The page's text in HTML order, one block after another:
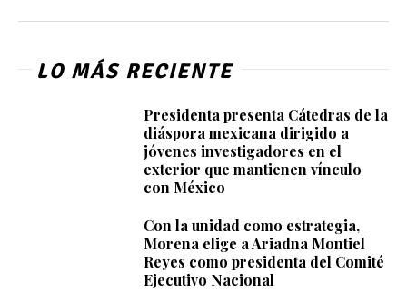
LO MÁS RECIENTE
Presidenta presenta Cátedras de la
diáspora mexicana dirigido a
jóvenes investigadores en el
exterior que mantienen vínculo
con México
Con la unidad como estrategia,
Morena elige a Ariadna Montiel
Reyes como presidenta del Comité
Ejecutivo Nacional